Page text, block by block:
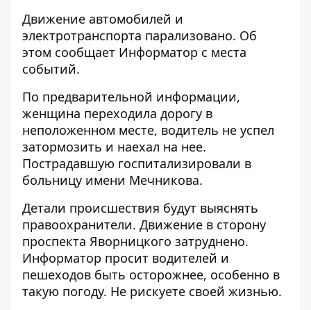
Движение автомобилей и
электротранспорта парализовано. Об
этом сообщает Информатор с места
событий.
По предварительной информации,
женщина переходила дорогу в
неположенном месте, водитель не успел
затормозить и наехал на нее.
Пострадавшую госпитализировали в
больницу имени Мечникова.
Детали происшествия будут выяснять
правоохранители. Движение в сторону
проспекта Яворницкого затруднено.
Информатор просит водителей и
пешеходов быть осторожнее, особенно в
такую погоду. Не рискуете своей жизнью.